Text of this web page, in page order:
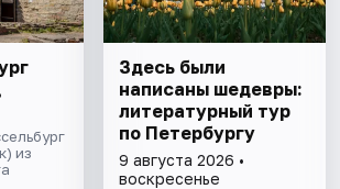
из
Здесь были
написаны шедевры:
литературный тур
по Петербургу
9 августа 2026 •
воскресенье